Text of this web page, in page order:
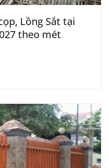
Lồng Sắt tại
theo mét